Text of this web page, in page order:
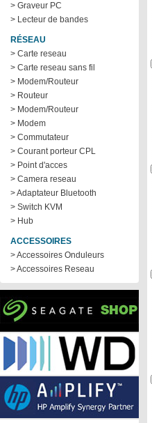
> Graveur PC
> Lecteur de bandes
RÉSEAU
> Carte reseau
> Carte reseau sans fil
> Modem/Routeur
> Routeur
> Modem/Routeur
> Modem
> Commutateur
> Courant porteur CPL
> Point d'acces
> Camera reseau
> Adaptateur Bluetooth
> Switch KVM
> Hub
ACCESSOIRES
> Accessoires Onduleurs
> Accessoires Reseau